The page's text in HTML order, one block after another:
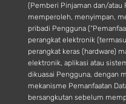
(Pemberi Pinjaman dan/atau
memperoleh, menyimpan,
pribadi Pengguna
perangkat elektronik
perangkat keras (hardware)
elektronik, aplikasi atau
dikuasai Pengguna, dengan
mekanisme Pemanfaatan
bersangkutan sebelum